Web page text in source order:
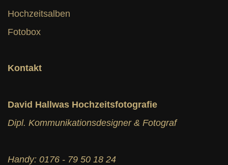
Hochzeitsalben
Fotobox
Kontakt
David Hallwas Hochzeitsfotografie
Dipl. Kommunikationsdesigner & Fotograf
Handy: 0176 - 79 50 18 24